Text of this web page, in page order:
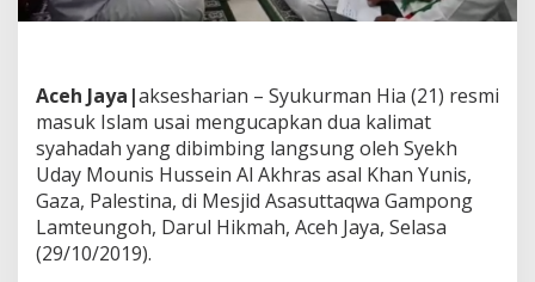
D
m
b
i
n
g
S
y
Aceh Jaya|aksesharian – Syukurman Hia (21) resmi
masuk Islam usai mengucapkan dua kalimat
syahadah yang dibimbing langsung oleh Syekh
Uday Mounis Hussein Al Akhras asal Khan Yunis,
Gaza, Palestina, di Mesjid Asasuttaqwa Gampong
Lamteungoh, Darul Hikmah, Aceh Jaya, Selasa
(29/10/2019).